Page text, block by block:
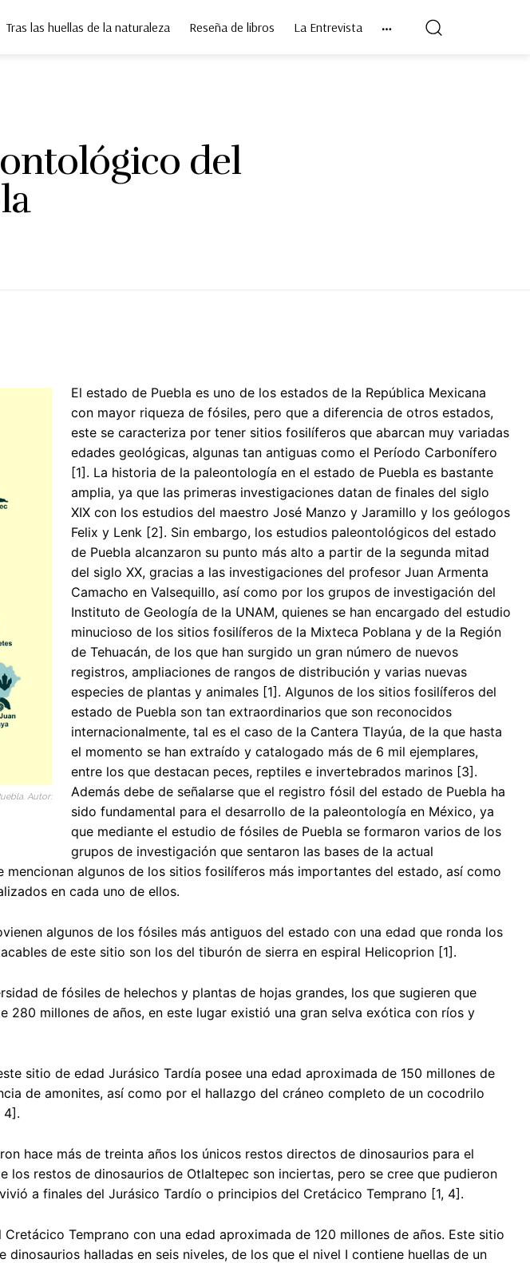
Tras las huellas de la naturaleza Reseña de libros La Entrevista
del
Autor:
El estado de Puebla es uno de los estados de la República Mexicana
con mayor riqueza de fósiles, pero que a diferencia de otros estados,
este se caracteriza por tener sitios fosilíferos que abarcan muy variadas
edades geológicas, algunas tan antiguas como el Período Carbonífero
[1]. La historia de la paleontología en el estado de Puebla es bastante
amplia, ya que las primeras investigaciones datan de finales del siglo
XIX con los estudios del maestro José Manzo y Jaramillo y los geólogos
Felix y Lenk [2]. Sin embargo, los estudios paleontológicos del estado
de Puebla alcanzaron su punto más alto a partir de la segunda mitad
del siglo XX, gracias a las investigaciones del profesor Juan Armenta
Camacho en Valsequillo, así como por los grupos de investigación del
Instituto de Geología de la UNAM, quienes se han encargado del estudio
minucioso de los sitios fosilíferos de la Mixteca Poblana y de la Región
de Tehuacán, de los que han surgido un gran número de nuevos
registros, ampliaciones de rangos de distribución y varias nuevas
especies de plantas y animales [1]. Algunos de los sitios fosilíferos del
estado de Puebla son tan extraordinarios que son reconocidos
internacionalmente, tal es el caso de la Cantera Tlayúa, de la que hasta
el momento se han extraído y catalogado más de 6 mil ejemplares,
entre los que destacan peces, reptiles e invertebrados marinos [3].
Además debe de señalarse que el registro fósil del estado de Puebla ha
sido fundamental para el desarrollo de la paleontología en México, ya
que mediante el estudio de fósiles de Puebla se formaron varios de los
grupos de investigación que sentaron las bases de la actual
mencionan algunos de los sitios fosilíferos más importantes del estado, así como
en cada uno de ellos.
algunos de los fósiles más antiguos del estado con una edad que ronda los
de este sitio son los del tiburón de sierra en espiral Helicoprion [1].
de fósiles de helechos y plantas de hojas grandes, los que sugieren que
280 millones de años, en este lugar existió una gran selva exótica con ríos y
sitio de edad Jurásico Tardía posee una edad aproximada de 150 millones de
de amonites, así como por el hallazgo del cráneo completo de un cocodrilo
4].
hace más de treinta años los únicos restos directos de dinosaurios para el
los restos de dinosaurios de Otlaltepec son inciertas, pero se cree que pudieron
a finales del Jurásico Tardío o principios del Cretácico Temprano [1, 4].
Temprano con una edad aproximada de 120 millones de años. Este sitio
halladas en seis niveles, de los que el nivel I contiene huellas de un